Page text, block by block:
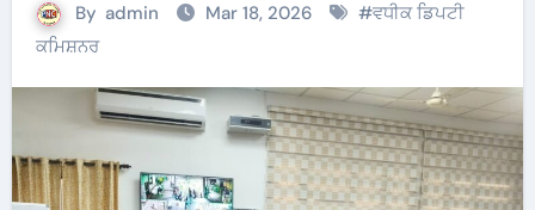
By admin Mar 18, 2026 #ਵਧੀਕ ਡਿਪਟੀ
ਕਮਿਸ਼ਨਰ